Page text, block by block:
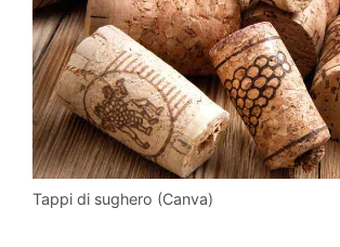
Tappi di sughero (Canva)